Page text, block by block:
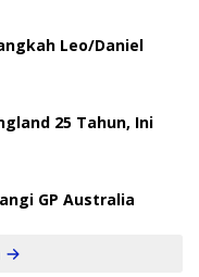
Leo/Daniel
25 Tahun, Ini
GP Australia